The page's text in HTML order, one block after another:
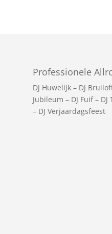
Professionele
DJ Huwelijk– DJ
Jubileum – DJ Fuif–
– DJ Verjaardagsfeest